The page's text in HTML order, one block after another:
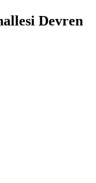
Devren